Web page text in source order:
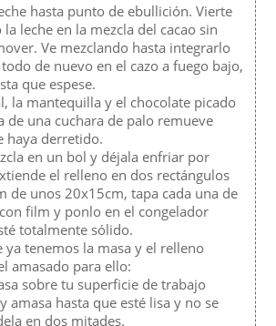
hasta punto de ebullición. Vierte
la leche en la mezcla del cacao sin
Ve mezclando hasta integrarlo
de nuevo en el cazo a fuego bajo,
que espese.
la mantequilla y el chocolate picado
de una cuchara de palo remueve
haya derretido.
en un bol y déjala enfriar por
el relleno en dos rectángulos
de unos 20x15cm, tapa cada una de
film y ponlo en el congelador
totalmente sólido.
ya tenemos la masa y el relleno
amasado para ello:
sobre tu superficie de trabajo
amasa hasta que esté lisa y no se
en dos mitades.